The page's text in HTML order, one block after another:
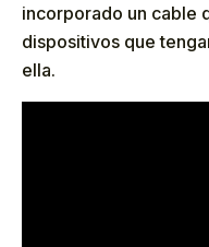
incorporado un cable
dispositivos que
ella.